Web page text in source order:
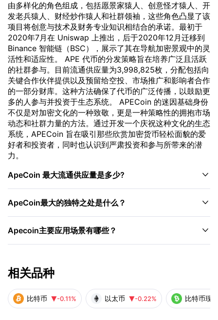
由多样化的角色组成，包括愿景家猿人、创意怪才猿人、开
发老兵猿人、财经炒作猿人和社群领袖，这些角色凸显了该
项目将创意与技术及财务专业知识相结合的承诺。最初于
2020年7月在 Uniswap 上推出，后于2020年12月迁移到
Binance 智能链（BSC），展示了其在导航加密景观中的灵
活性和适应性。 APE 代币的分发策略旨在培养广泛且活跃
的社群参与。目前流通供应量为3,998,825枚，分配包括向
关键合作伙伴提供以及预留给空投、市场推广和影响者合作
的一部分财库。这种方法确保了代币的广泛传播，以鼓励更
多的人参与并投资于生态系统。 APECoin 的迷因基础身份
不仅是对加密文化的一种致敬，更是一种策略性的拥抱市场
动态和社群力量的方法。通过开发一个庆祝这种文化的生态
系统，APECoin 旨在吸引那些欣赏加密货币轻松面貌的爱
好者和投资者，同时也认识到严肃投资和参与所带来的潜
力。
ApeCoin 最大流通供应量是多少?

ApeCoin最大的独特之处是什么？ 
Apecoin主要应用场景有哪些？ 
相关品种
比特币 -0.11% 以太币 -0.22% 比特币现